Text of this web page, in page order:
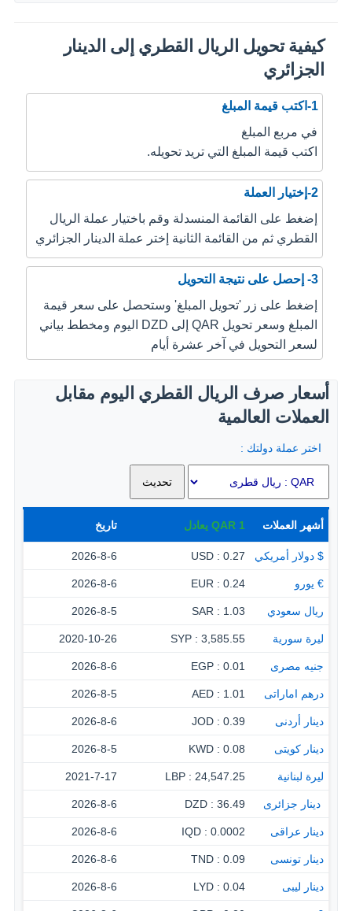
كيفية تحويل الريال القطري إلى الدينار
الجزائري
1-اكتب قيمة المبلغ
في مربع المبلغ
اكتب قيمة المبلغ التي تريد تحويله.
2-إختيار العملة
إضغط على القائمة المنسدلة وقم باختيار عملة الريال
القطري ثم من القائمة الثانية إختر عملة الدينار الجزائري
3- إحصل على نتيجة التحويل
إضغط على زر 'تحويل المبلغ' وستحصل على سعر قيمة
المبلغ وسعر تحويل QAR إلى DZD اليوم ومخطط بياني
لسعر التحويل في آخر عشرة أيام
أسعار صرف الريال القطري اليوم مقابل
العملات العالمية
اختر عملة دولتك :
أشهر العملات 1
QAR يعادل تاريخ
$ دولار أمريكي 0.27 : USD
2026-8-6
€ يورو 0.24 : EUR
2026-8-6
ريال سعودي 1.03 : SAR
2026-8-5
ليرة سورية 3,585.55 : SYP
2020-10-26
جنيه مصرى 0.01 : EGP
2026-8-6
درهم اماراتى 1.01 : AED
2026-8-5
دينار أردنى 0.39 : JOD
2026-8-6
دينار كويتى 0.08 : KWD
2026-8-5
ليرة لبنانية 24,547.25 : LBP
2021-7-17
‏ دينار جزائرى 36.49 : DZD
2026-8-6
دينار عراقى 0.0002 : IQD
2026-8-6
دينار تونسى 0.09 : TND
2026-8-6
دينار ليبى 0.04 : LYD
2026-8-6